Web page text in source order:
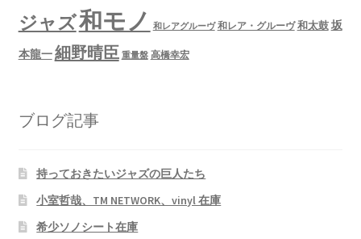
ジャズ和モノ 和レアグルーヴ 和レア・グルーヴ 和太鼓坂
本龍一細野晴臣 重量盤 高橋幸宏
ブログ記事
持っておきたいジャズの巨人たち
小室哲哉、TM NETWORK、vinyl 在庫
希少ソノシート在庫